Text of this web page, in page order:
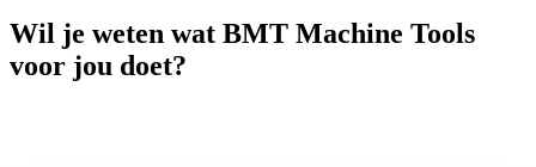
Wil je weten wat BMT Machine Tools
voor jou doet?